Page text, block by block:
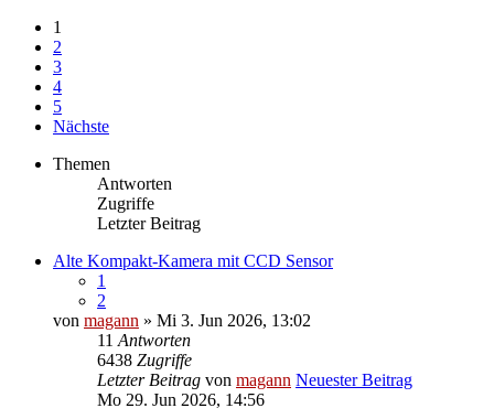
1
2
3
4
5
Nächste
Themen
Antworten
Zugriffe
Letzter Beitrag
Alte Kompakt-Kamera mit CCD Sensor
1
2
von magann » Mi 3. Jun 2026, 13:02
11 Antworten
6438 Zugriffe
Letzter Beitrag von magann Neuester Beitrag
Mo 29. Jun 2026, 14:56